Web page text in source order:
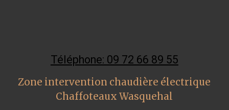
Téléphone: 09 72 66 89 55
Zone intervention chaudière électrique
Chaffoteaux Wasquehal